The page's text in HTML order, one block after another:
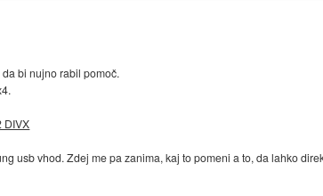
bi nujno rabil pomoč.
DIVX
usb vhod. Zdej me pa zanima, kaj to pomeni a to, da lahko